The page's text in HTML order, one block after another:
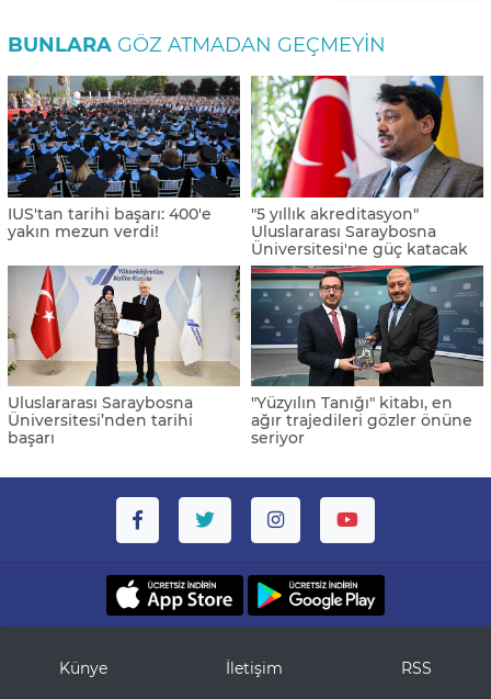
BUNLARA GÖZ ATMADAN GEÇMEYIN
IUS'tan tarihi başarı: 400'e
yakın mezun verdi!
"5 yıllık akreditasyon"
Uluslararası Saraybosna
Üniversitesi'ne güç katacak
Uluslararası Saraybosna
Üniversitesi’nden tarihi
başarı
"Yüzyılın Tanığı" kitabı, en
ağır trajedileri gözler önüne
seriyor
Künye İletişim
RSS